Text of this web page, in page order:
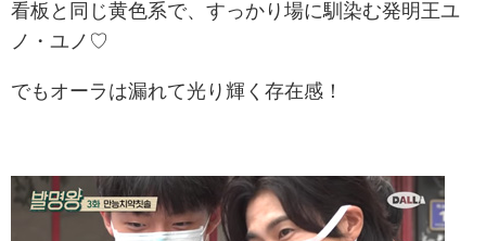
看板と同じ黄色系で、すっかり場に馴染む発明王ユ
ノ・ユノ♡
でもオーラは漏れて光り輝く存在感！